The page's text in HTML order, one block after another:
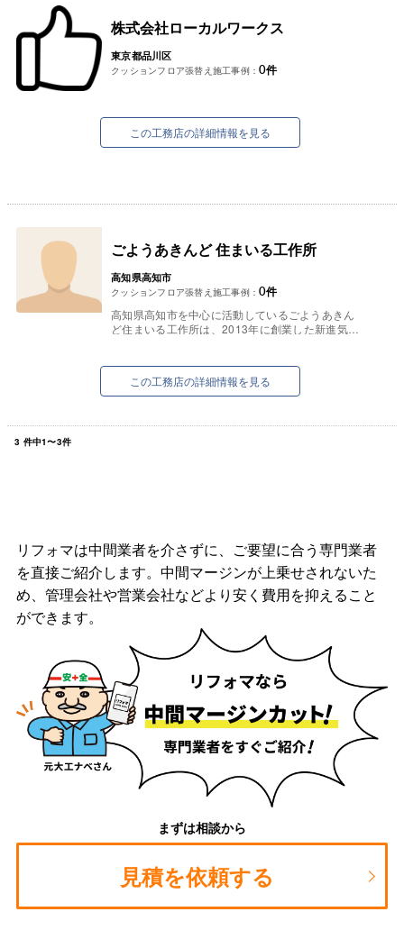
株式会社ローカルワークス
東京都品川区
クッションフロア張替え施工事例： 0件
この工務店の詳細情報を見る
ごようあきんど 住まいる工作所
高知県高知市
クッションフロア張替え施工事例： 0件
高知県高知市を中心に活動しているごようあきん
ど住まいる工作所は、2013年に創業した新進気鋭
この工務店の詳細情報を見る
3 件中1〜3件
リフォマは中間業者を介さずに、ご要望に合う専門業者
を直接ご紹介します。中間マージンが上乗せされないた
め、管理会社や営業会社などより安く費用を抑えること
ができます。
まずは相談から
見積を依頼する